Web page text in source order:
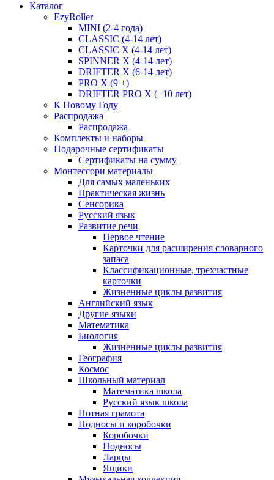
Каталог
EzyRoller
MINI (2-4 года)
CLASSIC (4-14 лет)
CLASSIC X (4-14 лет)
SPINNER X (4-14 лет)
DRIFTER X (6-14 лет)
PRO X (9 +)
DRIFTER PRO X (+10 лет)
К Новому Году
Распродажа
Распродажа
Комплекты и наборы
Подарочные сертификаты
Сертификаты на сумму
Монтессори материалы
Для самых маленьких
Практическая жизнь
Сенсорика
Русский язык
Развитие речи
Первое чтение
Карточки для расширения словарного
запаса
Классификационные, трехчастные
карточки
Жизненные циклы развития
Английский язык
Другие языки
Математика
Биология
Жизненные циклы развития
География
Космос
Школьный материал
Математика школа
Русский язык школа
Нотная грамота
Подносы и коробочки
Коробочки
Подносы
Ларцы
Ящики